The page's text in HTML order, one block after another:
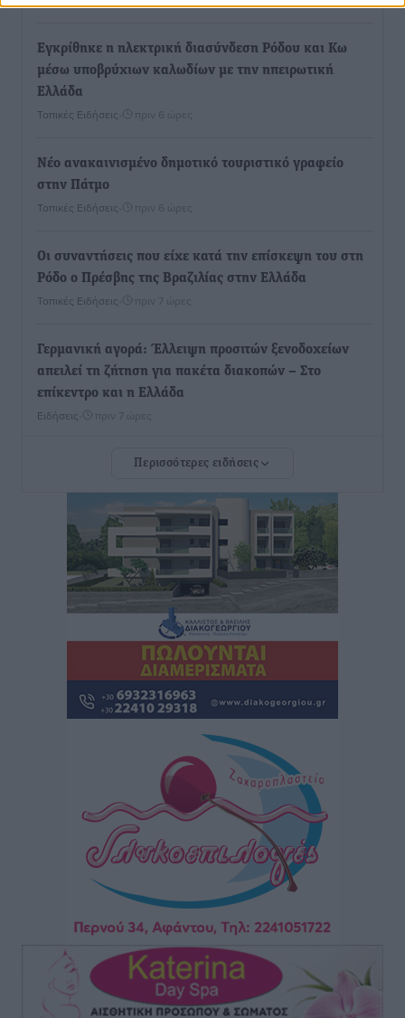
Εγκρίθηκε η ηλεκτρική διασύνδεση Ρόδου και Κω
μέσω υποβρύχιων καλωδίων με την ηπειρωτική
Ελλάδα
Τοπικές Ειδήσεις πριν 6 ώρες
Νέο ανακαινισμένο δημοτικό τουριστικό γραφείο
στην Πάτμο
Τοπικές Ειδήσεις πριν 6 ώρες
Οι συναντήσεις που είχε κατά την επίσκεψη του στη
Ρόδο ο Πρέσβης της Βραζιλίας στην Ελλάδα
Τοπικές Ειδήσεις πριν 7 ώρες
Γερμανική αγορά: Έλλειψη προσιτών ξενοδοχείων
απειλεί τη ζήτηση για πακέτα διακοπών – Στο
επίκεντρο και η Ελλάδα
Ειδήσεις πριν 7 ώρες
Νέο ξενοδοχείο στη Ρόδο για την H Hotels –
Τοπικές Ειδήσεις• πριν 7 ώρες
Αυτοκίνητο μπήκε παράνομα σε μονόδρομο στο
Μαστιχάρι – Αναποδογύρισε όχημα με μητέρα και
Τοπικές Ειδήσεις• πριν 7 ώρες
“Η Ευρώπη αντιμετώπιζε το προσφυγικό σαν ταινία
τρόμου” – Η συγκλονιστική μαρτυρία της Χαρούλας
Γιασιράνη στον RV για τα γεγονότα που οδήγησαν στο
πριν 8 ώρες
Συναυλία με τον Γιάννη Κότσιρα στις 21 Αυγούστου
Πολιτιστικά• πριν 8 ώρες
Έκτακτη συνεδρίαση της Δημοτικής Επιτροπής Ρόδου
αύριο Παρασκευή 7 Αυγούστου
πριν 8 ώρες
ΑΕΡΑ: Δεν σταματάει να ενισχύεται, νέο απόκτημα ο
Περισσότερες ειδήσεις